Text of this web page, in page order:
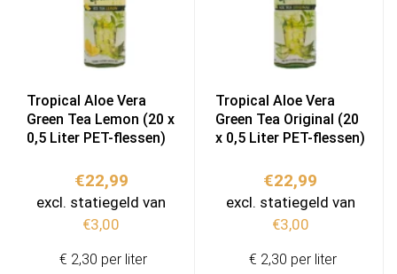
Tropical Aloe Vera
Green Tea Lemon (20 x
0,5 Liter PET-flessen)
€22,99
excl. statiegeld van
€3,00
€ 2,30 per liter
Tropical Aloe Vera
Green Tea Original (20
x 0,5 Liter PET-flessen)
€22,99
excl. statiegeld van
€3,00
€ 2,30 per liter